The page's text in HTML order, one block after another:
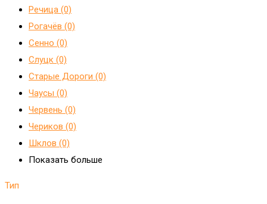
Речица (0)
Рогачёв (0)
Сенно (0)
Слуцк (0)
Старые Дороги (0)
Чаусы (0)
Червень (0)
Чериков (0)
Шклов (0)
Показать больше
Тип